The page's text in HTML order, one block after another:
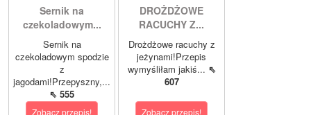
Sernik na
czekoladowym...
Sernik na
czekoladowym spodzie
z
jagodami!Przepyszny,...
⇖ 555
Zobacz przepis!
DROŻDŻOWE
RACUCHY Z...
Drożdżowe racuchy z
jeżynami!Przepis
wymyśliłam jakiś... ⇖
607
Zobacz przepis!